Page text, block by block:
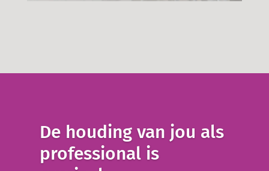
De houding van jou als
professional is